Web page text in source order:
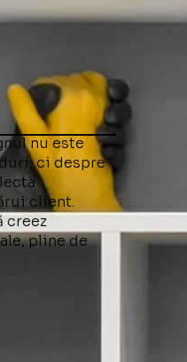
nu este
ci despre
client.
creez
pline de